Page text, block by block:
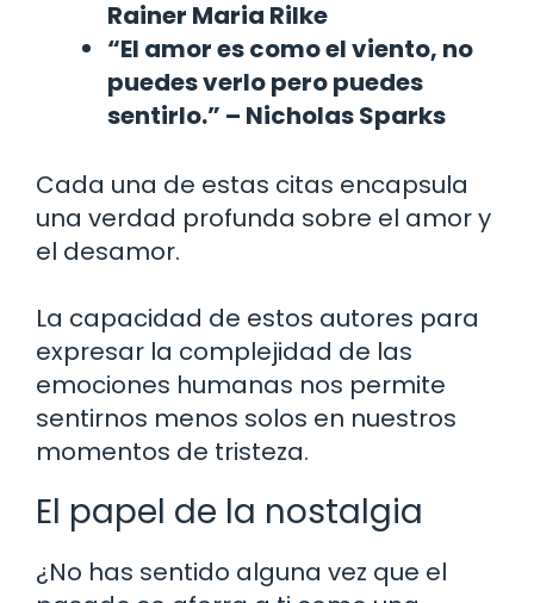
Rainer Maria Rilke
“El amor es como el viento, no
puedes verlo pero puedes
sentirlo.” – Nicholas Sparks
Cada una de estas citas encapsula
una verdad profunda sobre el amor y
el desamor.
La capacidad de estos autores para
expresar la complejidad de las
emociones humanas nos permite
sentirnos menos solos en nuestros
momentos de tristeza.
El papel de la nostalgia
¿No has sentido alguna vez que el